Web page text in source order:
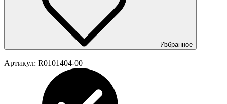
Избранное
Артикул: R0101404-00